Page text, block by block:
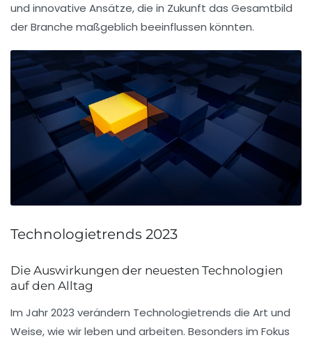
und innovative Ansätze, die in Zukunft das Gesamtbild
der Branche maßgeblich beeinflussen könnten.
Technologietrends 2023
Die Auswirkungen der neuesten Technologien
auf den Alltag
Im Jahr 2023 verändern Technologietrends die Art und
Weise, wie wir leben und arbeiten. Besonders im Fokus